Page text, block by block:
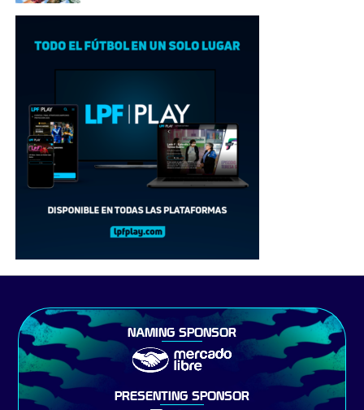
NAMING SPONSOR
PRESENTING SPONSOR